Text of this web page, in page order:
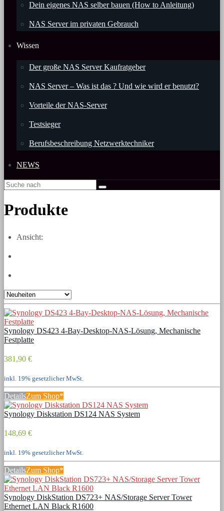
Dein eigenes NAS selber bauen (How to Anleitung)
NAS Server im privaten Gebrauch
Wissen
Der große NAS Server Kaufratgeber
NAS Server – Was ist das ? Und wie wird er benutzt?
Vorteile der NAS-Server
Testsieger
Berufsbeschreibung Netzwerktechniker
NEWS
Produkte
Ansicht:
Synology DS423 4-Bay-Desktop-NAS-Lösung, Mechanische
Festplatte
381,90 €
inkl. 19% gesetzlicher MwSt.
DetailsZum Shop*
Synology Diskstation DS124 NAS System
148,69 €
inkl. 19% gesetzlicher MwSt.
DetailsZum Shop*
Synology DiskStation DS723+ NAS/Storage Server Tower
Ethernet LAN Black R1600